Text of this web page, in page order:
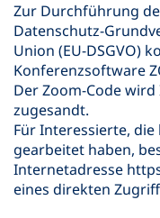
Zur Durchführung
Datenschutz-
Union (EU-DSGVO)
Konferenzsoftware
Der Zoom-Code
zugesandt.
Für Interessierte,
gearbeitet haben,
Internetadresse
eines direkten